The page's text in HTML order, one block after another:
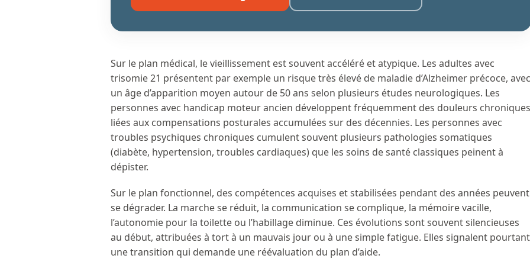
Sur le plan médical, le vieillissement est souvent accéléré et atypique. Les adultes avec
trisomie 21 présentent par exemple un risque très élevé de maladie d’Alzheimer précoce, avec
un âge d’apparition moyen autour de 50 ans selon plusieurs études neurologiques. Les
personnes avec handicap moteur ancien développent fréquemment des douleurs chroniques
liées aux compensations posturales accumulées sur des décennies. Les personnes avec
troubles psychiques chroniques cumulent souvent plusieurs pathologies somatiques
(diabète, hypertension, troubles cardiaques) que les soins de santé classiques peinent à
dépister.
Sur le plan fonctionnel, des compétences acquises et stabilisées pendant des années peuvent
se dégrader. La marche se réduit, la communication se complique, la mémoire vacille,
l’autonomie pour la toilette ou l’habillage diminue. Ces évolutions sont souvent silencieuses
au début, attribuées à tort à un mauvais jour ou à une simple fatigue. Elles signalent pourtant
une transition qui demande une réévaluation du plan d’aide.